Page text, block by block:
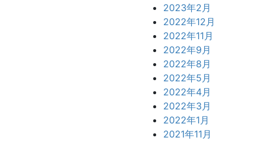
2023年2月
2022年12月
2022年11月
2022年9月
2022年8月
2022年5月
2022年4月
2022年3月
2022年1月
2021年11月